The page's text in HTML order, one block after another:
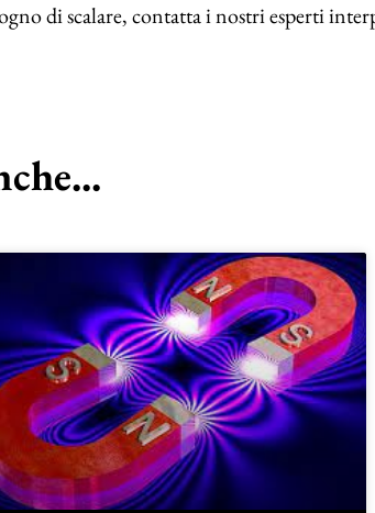
di scalare, contatta i nostri esperti